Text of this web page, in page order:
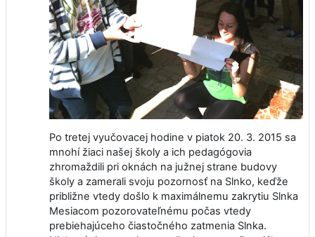
Po tretej vyučovacej hodine v piatok 20. 3. 2015 sa
mnohí žiaci našej školy a ich pedagógovia
zhromaždili pri oknách na južnej strane budovy
školy a zamerali svoju pozornosť na Slnko, keďže
približne vtedy došlo k maximálnemu zakrytiu Slnka
Mesiacom pozorovateľnému počas vtedy
prebiehajúceho čiastočného zatmenia Slnka.